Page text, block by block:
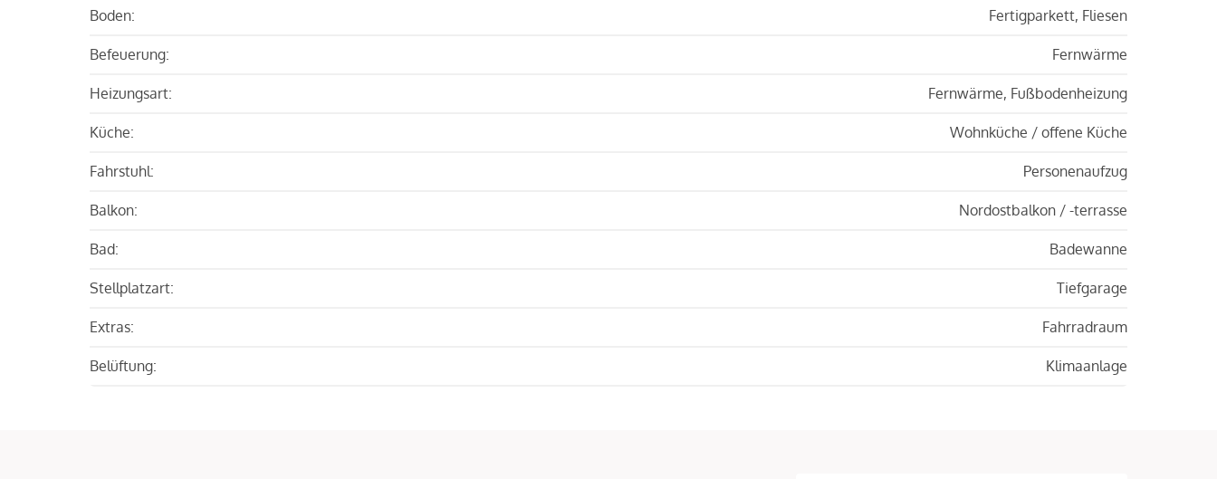
Boden: Fertigparkett, Fliesen
Befeuerung: Fernwärme
Heizungsart: Fernwärme, Fußbodenheizung
Küche: Wohnküche / offene Küche
Fahrstuhl: Personenaufzug
Balkon: Nordostbalkon / -terrasse
Bad: Badewanne
Stellplatzart: Tiefgarage
Extras: Fahrradraum
Belüftung: Klimaanlage